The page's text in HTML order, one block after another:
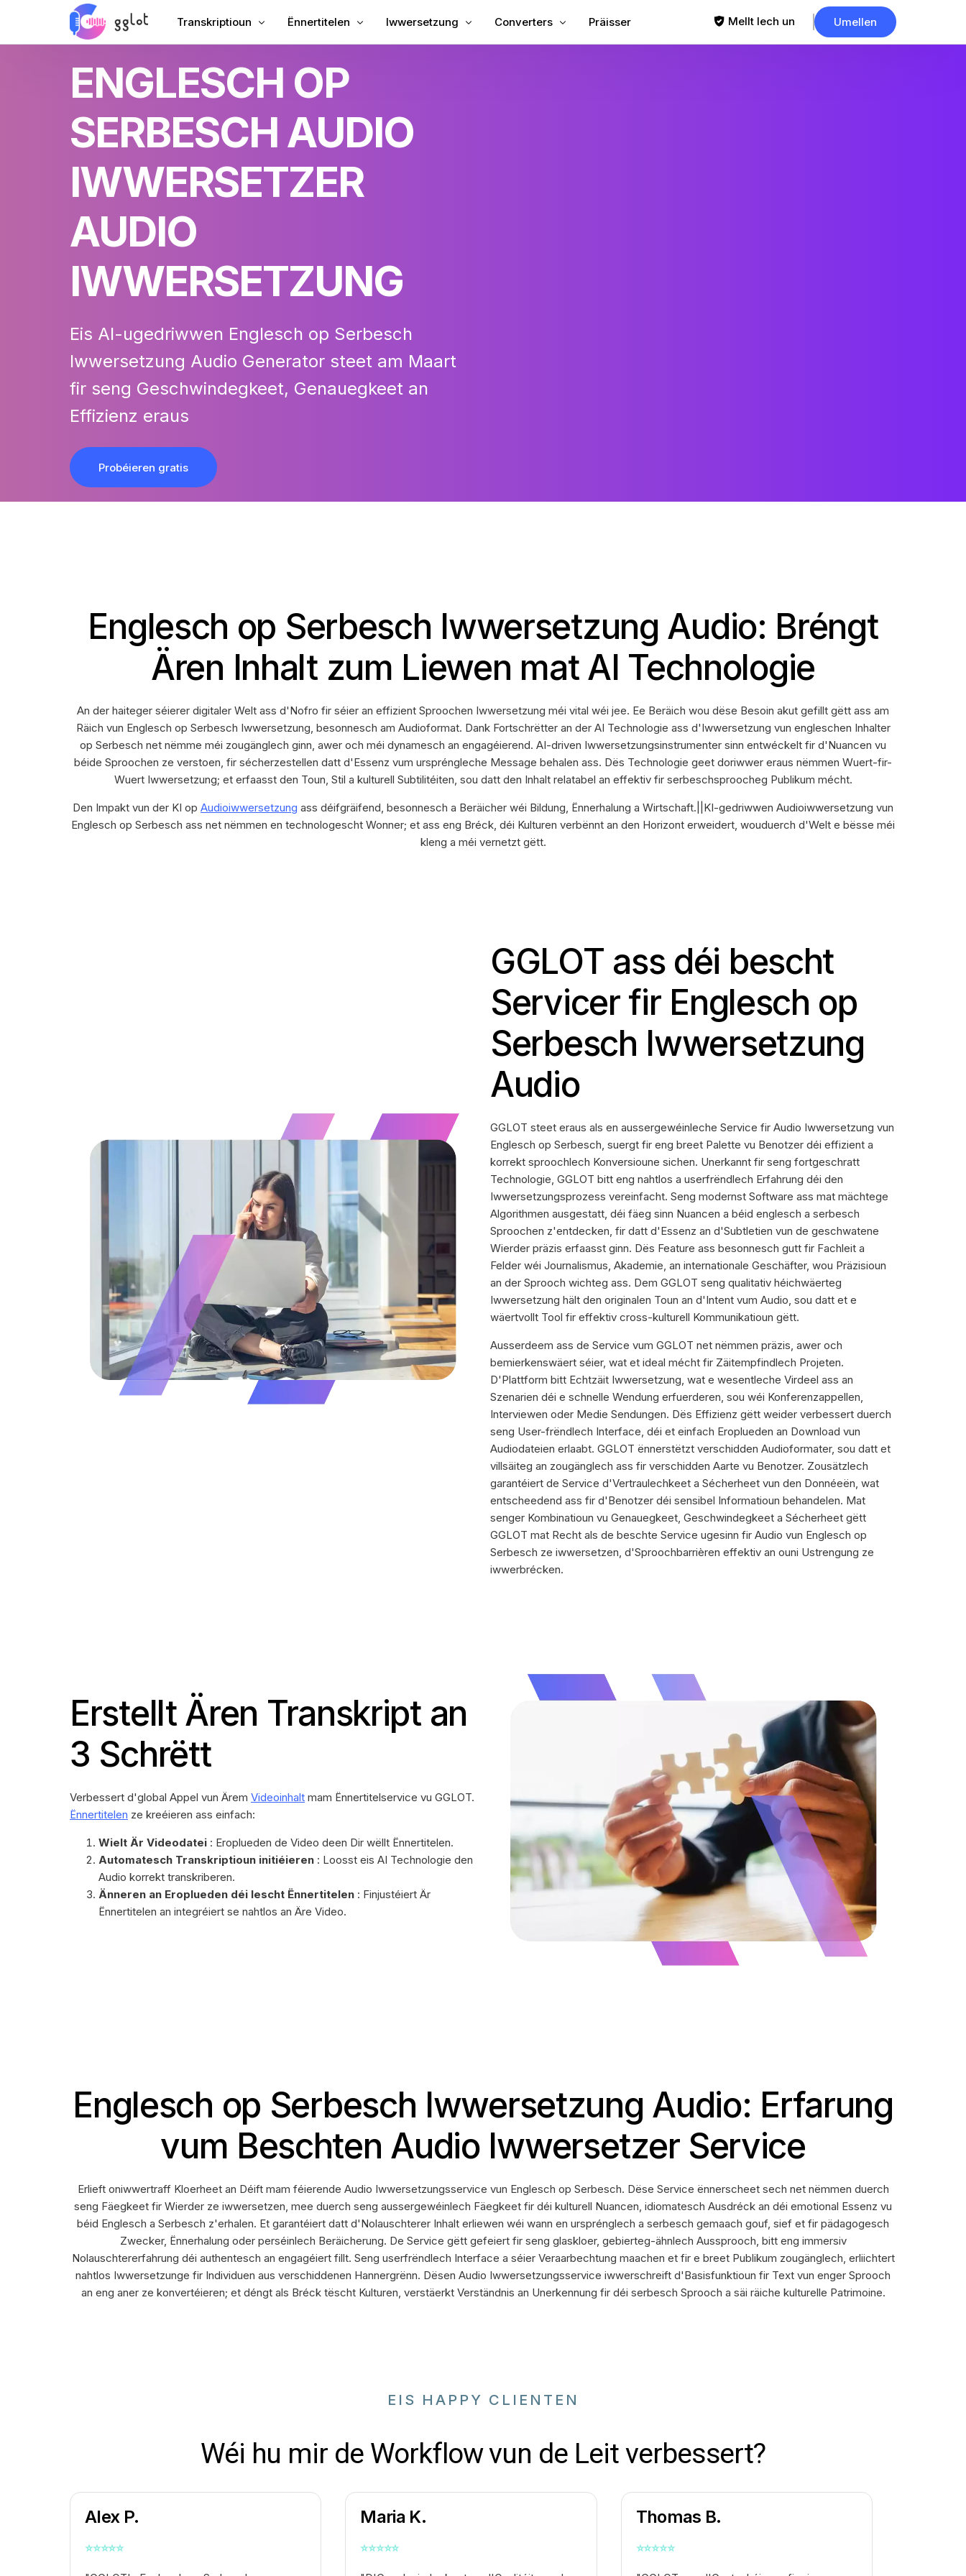
Transkriptioun
Transkriptioun Audio
Transkriptioun Video
Iwwerschreiwen YouTube
Treffen Transkriptioun
Audio an Text
Audiobook Voiceover
Ënnertitelen
Füügt Ënnertitelen op Video
Füügt Ënnertitelen op MP4
Chinese Ënnertitelen
AI Dubbing
Ënnertitel Iwwersetzer
Iwwersetzung Converters Präisser Mellt Iech un Umellen
ENGLESCH OP
SERBESCH AUDIO
IWWERSETZER
AUDIO
IWWERSETZUNG
Eis AI-ugedriwwen Englesch op Serbesch
Iwwersetzung Audio Generator steet am Maart
fir seng Geschwindegkeet, Genauegkeet an
Effizienz eraus
Probéieren gratis
Englesch op Serbesch Iwwersetzung Audio: Bréngt
Ären Inhalt zum Liewen mat AI Technologie
An der haiteger séierer digitaler Welt ass d'Nofro fir séier an effizient Sproochen Iwwersetzung méi vital wéi jee. Ee Beräich wou dëse Besoin akut gefillt gëtt ass am
Räich vun Englesch op Serbesch Iwwersetzung, besonnesch am Audioformat. Dank Fortschrëtter an der AI Technologie ass d'Iwwersetzung vun engleschen Inhalter
op Serbesch net nëmme méi zougänglech ginn, awer och méi dynamesch an engagéierend. AI-driven Iwwersetzungsinstrumenter sinn entwéckelt fir d'Nuancen vu
béide Sproochen ze verstoen, fir sécherzestellen datt d'Essenz vum urspréngleche Message behalen ass. Dës Technologie geet doriwwer eraus nëmmen Wuert-fir-
Wuert Iwwersetzung; et erfaasst den Toun, Stil a kulturell Subtilitéiten, sou datt den Inhalt relatabel an effektiv fir serbeschsproocheg Publikum mécht.
Den Impakt vun der KI op Audioiwwersetzung ass déifgräifend, besonnesch a Beräicher wéi Bildung, Ënnerhalung a Wirtschaft.||KI-gedriwwen Audioiwwersetzung vun
Englesch op Serbesch ass net nëmmen en technologescht Wonner; et ass eng Bréck, déi Kulturen verbënnt an den Horizont erweidert, wouduerch d'Welt e bësse méi
kleng a méi vernetzt gëtt.
GGLOT ass déi bescht
Servicer fir Englesch op
Serbesch Iwwersetzung
Audio
GGLOT steet eraus als en aussergewéinleche Service fir Audio Iwwersetzung vun
Englesch op Serbesch, suergt fir eng breet Palette vu Benotzer déi effizient a
korrekt sproochlech Konversioune sichen. Unerkannt fir seng fortgeschratt
Technologie, GGLOT bitt eng nahtlos a userfrëndlech Erfahrung déi den
Iwwersetzungsprozess vereinfacht. Seng modernst Software ass mat mächtege
Algorithmen ausgestatt, déi fäeg sinn Nuancen a béid englesch a serbesch
Sproochen z'entdecken, fir datt d'Essenz an d'Subtletien vun de geschwatene
Wierder präzis erfaasst ginn. Dës Feature ass besonnesch gutt fir Fachleit a
Felder wéi Journalismus, Akademie, an internationale Geschäfter, wou Präzisioun
an der Sprooch wichteg ass. Dem GGLOT seng qualitativ héichwäerteg
Iwwersetzung hält den originalen Toun an d'Intent vum Audio, sou datt et e
wäertvollt Tool fir effektiv cross-kulturell Kommunikatioun gëtt.
Ausserdeem ass de Service vum GGLOT net nëmmen präzis, awer och
bemierkenswäert séier, wat et ideal mécht fir Zäitempfindlech Projeten.
D'Plattform bitt Echtzäit Iwwersetzung, wat e wesentleche Virdeel ass an
Szenarien déi e schnelle Wendung erfuerderen, sou wéi Konferenzappellen,
Interviewen oder Medie Sendungen. Dës Effizienz gëtt weider verbessert duerch
seng User-frëndlech Interface, déi et einfach Eroplueden an Download vun
Audiodateien erlaabt. GGLOT ënnerstëtzt verschidden Audioformater, sou datt et
villsäiteg an zougänglech ass fir verschidden Aarte vu Benotzer. Zousätzlech
garantéiert de Service d'Vertraulechkeet a Sécherheet vun den Donnéeën, wat
entscheedend ass fir d'Benotzer déi sensibel Informatioun behandelen. Mat
senger Kombinatioun vu Genauegkeet, Geschwindegkeet a Sécherheet gëtt
GGLOT mat Recht als de beschte Service ugesinn fir Audio vun Englesch op
Serbesch ze iwwersetzen, d'Sproochbarrièren effektiv an ouni Ustrengung ze
iwwerbrécken.
Erstellt Ären Transkript an
3 Schrëtt
Verbessert d'global Appel vun Ärem Videoinhalt mam Ënnertitelservice vu GGLOT.
Ënnertitelen ze kreéieren ass einfach:
Wielt Är Videodatei : Eroplueden de Video deen Dir wëllt Ënnertitelen.
Automatesch Transkriptioun initiéieren : Loosst eis AI Technologie den
Audio korrekt transkriberen.
Änneren an Eroplueden déi lescht Ënnertitelen : Finjustéiert Är
Ënnertitelen an integréiert se nahtlos an Äre Video.
Englesch op Serbesch Iwwersetzung Audio: Erfarung
vum Beschten Audio Iwwersetzer Service
Erlieft oniwwertraff Kloerheet an Déift mam féierende Audio Iwwersetzungsservice vun Englesch op Serbesch. Dëse Service ënnerscheet sech net nëmmen duerch
seng Fäegkeet fir Wierder ze iwwersetzen, mee duerch seng aussergewéinlech Fäegkeet fir déi kulturell Nuancen, idiomatesch Ausdréck an déi emotional Essenz vu
béid Englesch a Serbesch z'erhalen. Et garantéiert datt d'Nolauschterer Inhalt erliewen wéi wann en ursprénglech a serbesch gemaach gouf, sief et fir pädagogesch
Zwecker, Ënnerhalung oder perséinlech Beräicherung. De Service gëtt gefeiert fir seng glaskloer, gebierteg-ähnlech Aussprooch, bitt eng immersiv
Nolauschtererfahrung déi authentesch an engagéiert fillt. Seng userfrëndlech Interface a séier Veraarbechtung maachen et fir e breet Publikum zougänglech, erliichtert
nahtlos Iwwersetzunge fir Individuen aus verschiddenen Hannergrënn. Dësen Audio Iwwersetzungsservice iwwerschreift d'Basisfunktioun fir Text vun enger Sprooch
an eng aner ze konvertéieren; et déngt als Bréck tëscht Kulturen, verstäerkt Verständnis an Unerkennung fir déi serbesch Sprooch a säi räiche kulturelle Patrimoine.
EIS HAPPY CLIENTEN
Wéi hu mir de Workflow vun de Leit verbessert?
Alex P.
⭐⭐⭐⭐⭐
Maria K.
⭐⭐⭐⭐⭐
Thomas B.
⭐⭐⭐⭐⭐